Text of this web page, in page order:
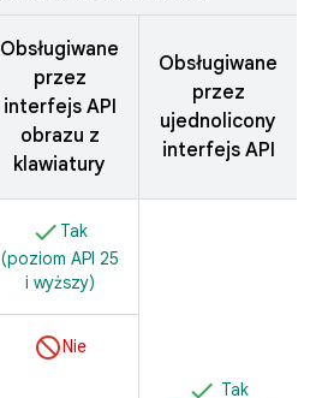
Obsługiwane
przez
interfejs API
obrazu z
klawiatury
Obsługiwane
przez
ujednolicony
interfejs API
Tak
(poziom API 25
i wyższy)
Tak
Nie